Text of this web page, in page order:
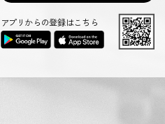
アプリからの登録はこちら